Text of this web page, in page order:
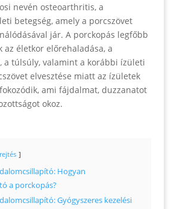
nevén osteoarthritis, a
betegség, amely a porcszövet
jár. A porckopás legfőbb
az életkor előrehaladása, a
a túlsúly, valamint a korábbi ízületi
elvesztése miatt az ízületek
ami fájdalmat, duzzanatot
okoz.
Hogyan
a porckopás?
Gyógyszeres kezelési